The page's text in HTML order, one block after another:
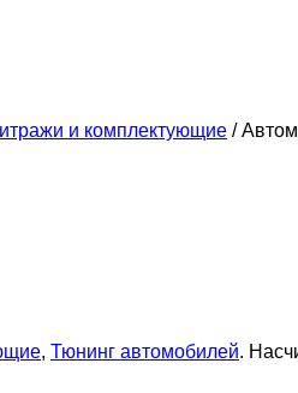
и комплектующие /
, Тюнинг автомобилей.